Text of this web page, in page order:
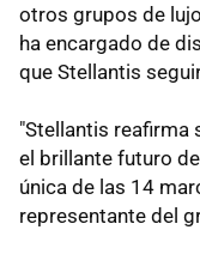
otros grupos de
ha encargado de
que Stellantis
"Stellantis reafirma
el brillante futuro
única de las 14
representante del